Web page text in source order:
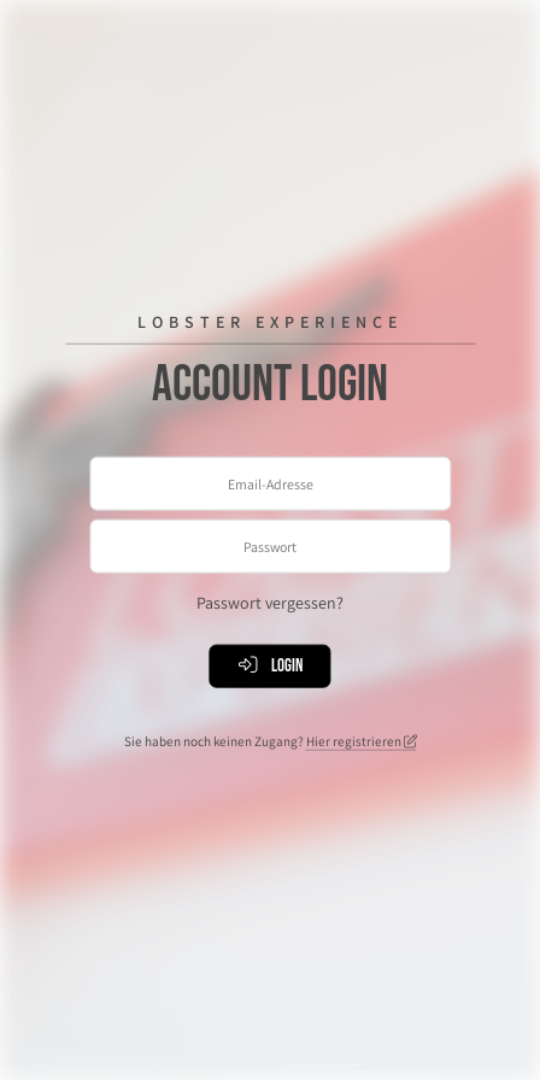
LOBSTER EXPERIENCE
Account Login
Passwort vergessen?
Login
Sie haben noch keinen Zugang? Hier registrieren